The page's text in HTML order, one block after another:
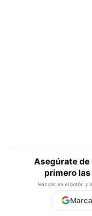
Asegúrate de
primero
Haz clic en el botón y